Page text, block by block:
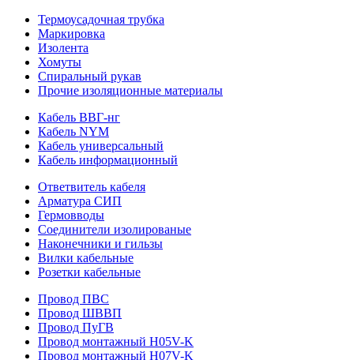
Термоусадочная трубка
Маркировка
Изолента
Хомуты
Спиральный рукав
Прочие изоляционные материалы
Кабель ВВГ-нг
Кабель NYM
Кабель универсальный
Кабель информационный
Ответвитель кабеля
Арматура СИП
Гермовводы
Соединители изолированые
Наконечники и гильзы
Вилки кабельные
Розетки кабельные
Провод ПВС
Провод ШВВП
Провод ПуГВ
Провод монтажный H05V-K
Провод монтажный H07V-K